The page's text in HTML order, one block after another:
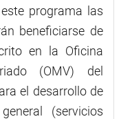
programa las
beneficiarse de
en la Oficina
(OMV) del
el desarrollo de
(servicios